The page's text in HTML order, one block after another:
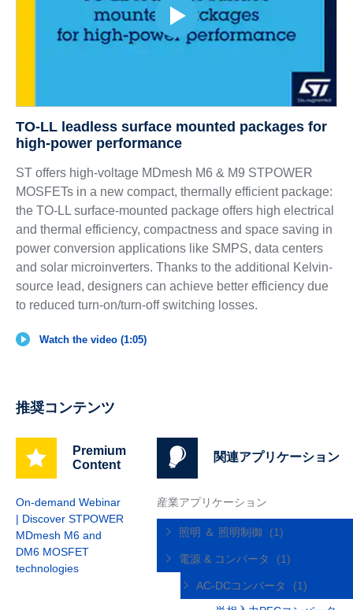
TO-LL leadless surface mounted packages for
high-power performance
ST offers high-voltage MDmesh M6 & M9 STPOWER
MOSFETs in a new compact, thermally efficient package:
the TO-LL surface-mounted package offers high electrical
and thermal efficiency, compactness and space saving in
power conversion applications like SMPS, data centers
and solar microinverters. Thanks to the additional Kelvin-
source lead, designers can achieve better efficiency due
to reduced turn-on/turn-off switching losses.
Watch the video (1:05)
推奨コンテンツ
Premium
Content
On-demand Webinar
| Discover STPOWER
MDmesh M6 and
DM6 MOSFET
technologies
関連アプリケーション
産業アプリケーション
照明 ＆ 照明制御 (1)
電源 & コンバータ (1)
AC-DCコンバータ
(1)